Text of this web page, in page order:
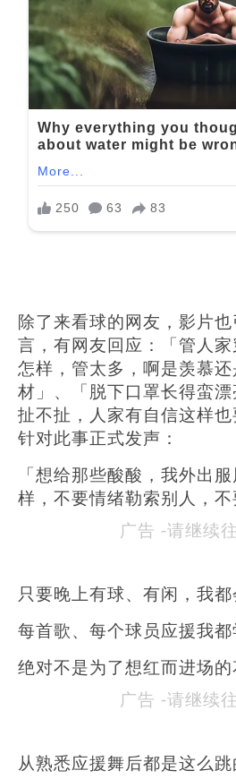
除了来看球的网友，影片
言，有网友回应：「管人
怎样，管太多，啊是羡慕
材」、「脱下口罩长得蛮
扯不扯，人家有自信这样
针对此事正式发声：
「想给那些酸酸，我外出
样，不要情绪勒索别人，
广告 -请继续
只要晚上有球、有闲，我
每首歌、每个球员应援我都
绝对不是为了想红而进场
广告 -请继续
从熟悉应援舞后都是这么跳